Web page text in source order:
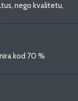
nego kvalitetu,
kod 70 %